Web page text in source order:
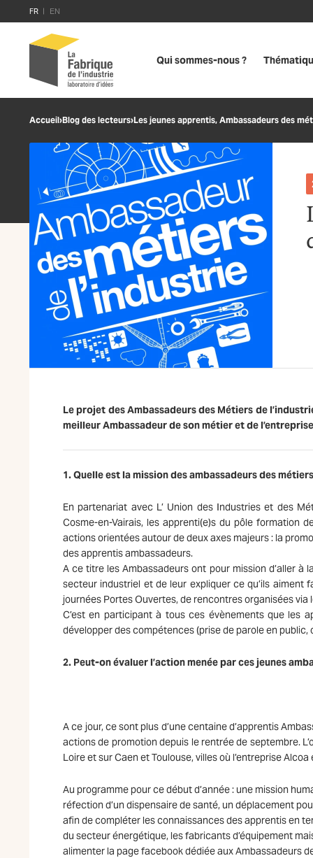
FR
EN
Qui sommes-nous ?
Accueil›Blog des lecteurs›Les jeunes apprentis, Ambassadeurs des
Le projet des Ambassadeurs des Métiers de
meilleur Ambassadeur de son métier et de
1. Quelle est la mission des ambassadeurs des
En partenariat avec L’ Union des Industries et des
Cosme-en-Vairais, les apprenti(e)s du pôle formation
actions orientées autour de deux axes majeurs : la
des apprentis ambassadeurs.
A ce titre les Ambassadeurs ont pour mission d’aller
secteur industriel et de leur expliquer ce qu’ils aiment
journées Portes Ouvertes, de rencontres organisées
C’est en participant à tous ces évènements que les
développer des compétences (prise de parole en
2. Peut-on évaluer l’action menée par ces jeunes
A ce jour, ce sont plus d’une centaine d’apprentis
actions de promotion depuis le rentrée de septembre.
Loire et sur Caen et Toulouse, villes où l’entreprise
Au programme pour ce début d’année : une mission
réfection d’un dispensaire de santé, un déplacement
afin de compléter les connaissances des apprentis en
du secteur énergétique, les fabricants d’équipement
alimenter la page facebook dédiée aux Ambassadeurs